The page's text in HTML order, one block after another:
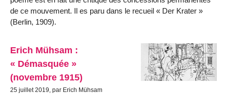
de ce mouvement. Il es paru dans le recueil « Der Krater »
(Berlin, 1909).
Erich Mühsam :
« Démasquée »
(novembre 1915)
25 juillet 2019, par Erich Mühsam